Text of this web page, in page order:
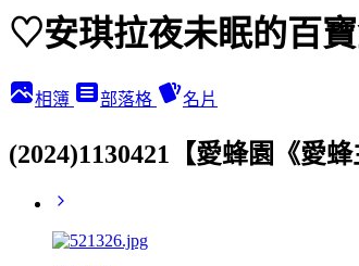
♡安琪拉夜未眠的百
相簿 部落格 名片
(2024)1130421【愛蜂園《愛